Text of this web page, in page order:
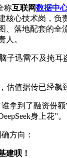
称互联网数据中
核心技术岗，负
、落地配套的全
人。
子迅雷不及掩耳
估值据传已经飙
拿到了融资份
身上花”。
方向：
建呗！